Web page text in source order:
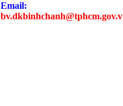
Email: